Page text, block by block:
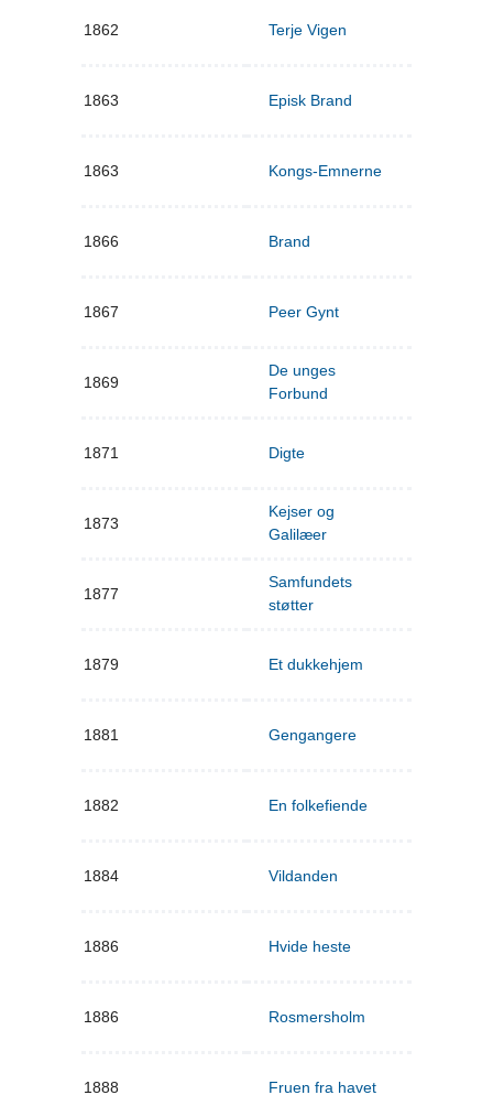
1862 Terje Vigen
1863 Episk Brand
1863 Kongs-Emnerne
1866 Brand
1867 Peer Gynt
1869
De unges
Forbund
1871 Digte
1873
Kejser og
Galilæer
1877
Samfundets
støtter
1879 Et dukkehjem
1881 Gengangere
1882 En folkefiende
1884 Vildanden
1886 Hvide heste
1886 Rosmersholm
1888 Fruen fra havet